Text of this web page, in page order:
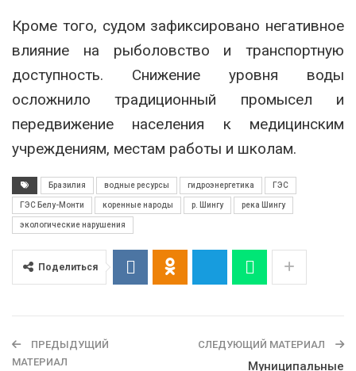
Кроме того, судом зафиксировано негативное
влияние на рыболовство и транспортную
доступность. Снижение уровня воды
осложнило традиционный промысел и
передвижение населения к медицинским
учреждениям, местам работы и школам.
Бразилия водные ресурсы гидроэнергетика ГЭС
ГЭС Белу-Монти коренные народы р. Шингу река Шингу
экологические нарушения
Поделиться
ПРЕДЫДУЩИЙ
МАТЕРИАЛ
СЛЕДУЮЩИЙ МАТЕРИАЛ
Муниципальные